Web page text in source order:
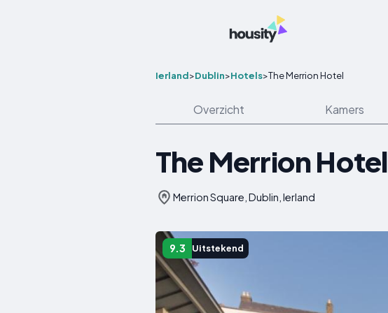
Ierland>Dublin>Hotels>The Merrion Hotel
Overzicht Kamers
The Merrion Hotel
Merrion Square, Dublin, Ierland
9.3 Uitstekend